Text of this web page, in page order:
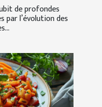
de profondes
par l’évolution des